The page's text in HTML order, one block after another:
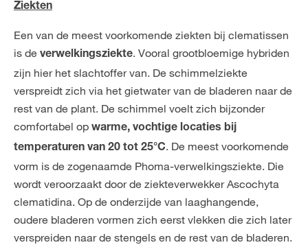
Ziekten
Een van de meest voorkomende ziekten bij clematissen
is de verwelkingsziekte. Vooral grootbloemige hybriden
zijn hier het slachtoffer van. De schimmelziekte
verspreidt zich via het gietwater van de bladeren naar de
rest van de plant. De schimmel voelt zich bijzonder
comfortabel op warme, vochtige locaties bij
temperaturen van 20 tot 25°C. De meest voorkomende
vorm is de zogenaamde Phoma-verwelkingsziekte. Die
wordt veroorzaakt door de ziekteverwekker Ascochyta
clematidina. Op de onderzijde van laaghangende,
oudere bladeren vormen zich eerst vlekken die zich later
verspreiden naar de stengels en de rest van de bladeren.